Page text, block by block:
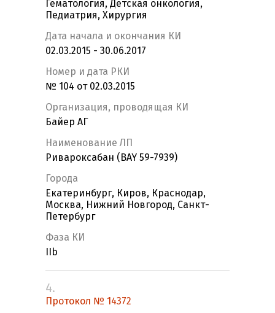
Гематология, Детская онкология,
Педиатрия, Хирургия
Дата начала и окончания КИ
02.03.2015 - 30.06.2017
Номер и дата РКИ
№ 104 от 02.03.2015
Организация, проводящая КИ
Байер АГ
Наименование ЛП
Ривароксабан (BAY 59-7939)
Города
Екатеринбург, Киров, Краснодар,
Москва, Нижний Новгород, Санкт-
Петербург
Фаза КИ
IIb
4.
Протокол № 14372